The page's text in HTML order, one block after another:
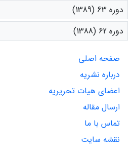
دوره 63 (1389)
دوره 62 (1388)
صفحه اصلی
درباره نشریه
اعضای هیات تحریریه
ارسال مقاله
تماس با ما
نقشه سایت